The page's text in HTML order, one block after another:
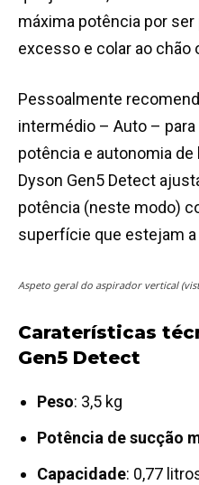
máxima potência por
excesso e colar ao chão
Pessoalmente
intermédio – Auto –
potência e autonomia de
Dyson Gen5 Detect
potência (neste modo)
superfície que estejam a
Aspeto geral do aspirador vertical
Caraterísticas
Gen5 Detect
Peso: 3,5 kg
Potência de sucção
Capacidade: 0,77